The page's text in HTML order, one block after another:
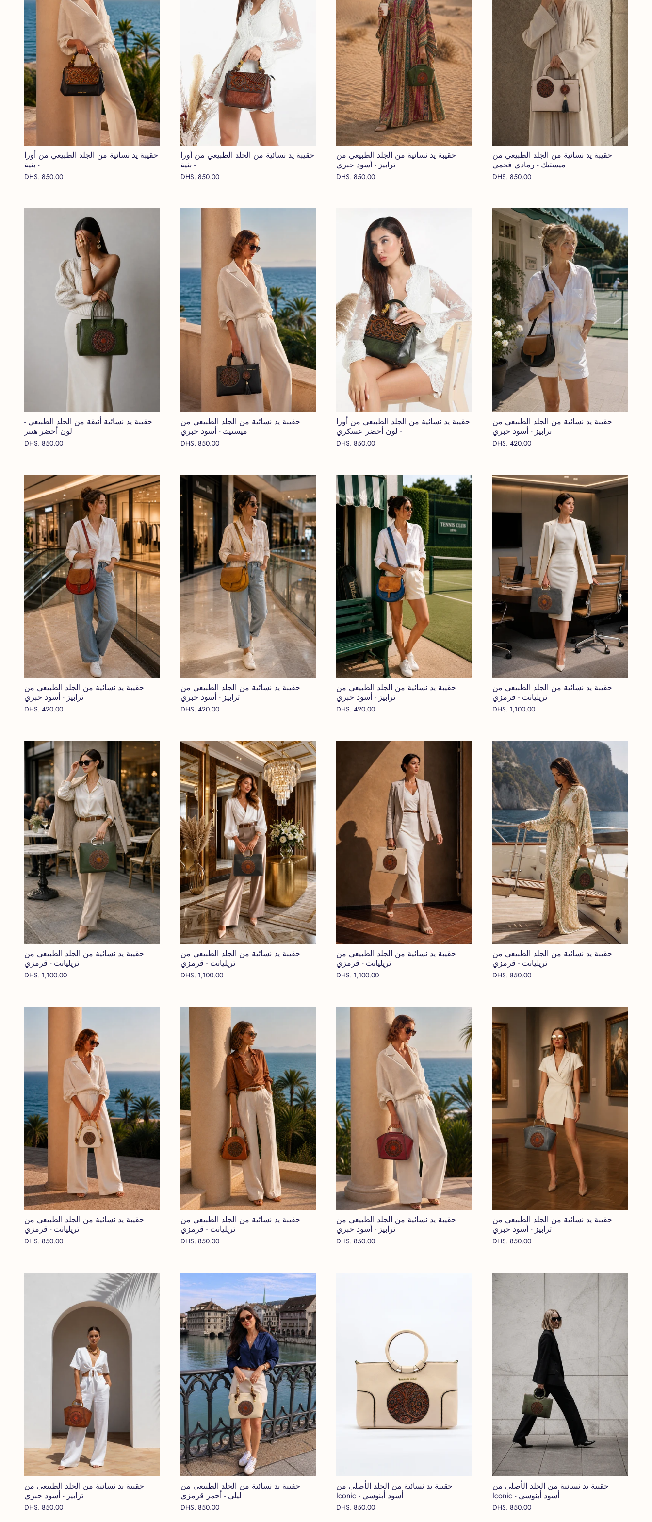
حقيبة يد نسائية من الجلد الطبيعي من أورا
- بنية
DHS. 850.00
حقيبة يد نسائية من الجلد الطبيعي من أورا
- بنية
DHS. 850.00
حقيبة يد نسائية من الجلد الطبيعي من
ترابيز - أسود حبري
DHS. 850.00
حقيبة يد نسائية من الجلد الطبيعي من
ميستيك - رمادي فحمي
DHS. 850.00
حقيبة يد نسائية أنيقة من الجلد الطبيعي -
لون أخضر هنتر
DHS. 850.00
حقيبة يد نسائية من الجلد الطبيعي من
ميستيك - أسود حبري
DHS. 850.00
حقيبة يد نسائية من الجلد الطبيعي من أورا
- لون أخضر عسكري
DHS. 850.00
حقيبة يد نسائية من الجلد الطبيعي من
ترابيز - أسود حبري
DHS. 420.00
حقيبة يد نسائية من الجلد الطبيعي من
ترابيز - أسود حبري
DHS. 420.00
حقيبة يد نسائية من الجلد الطبيعي من
ترابيز - أسود حبري
DHS. 420.00
حقيبة يد نسائية من الجلد الطبيعي من
ترابيز - أسود حبري
DHS. 420.00
حقيبة يد نسائية من الجلد الطبيعي من
تريليانت - قرمزي
DHS. 1,100.00
حقيبة يد نسائية من الجلد الطبيعي من
تريليانت - قرمزي
DHS. 1,100.00
حقيبة يد نسائية من الجلد الطبيعي من
تريليانت - قرمزي
DHS. 1,100.00
حقيبة يد نسائية من الجلد الطبيعي من
تريليانت - قرمزي
DHS. 1,100.00
حقيبة يد نسائية من الجلد الطبيعي من
تريليانت - قرمزي
DHS. 850.00
حقيبة يد نسائية من الجلد الطبيعي من
تريليانت - قرمزي
DHS. 850.00
حقيبة يد نسائية من الجلد الطبيعي من
تريليانت - قرمزي
DHS. 850.00
حقيبة يد نسائية من الجلد الطبيعي من
ترابيز - أسود حبري
DHS. 850.00
حقيبة يد نسائية من الجلد الطبيعي من
ترابيز - أسود حبري
DHS. 850.00
حقيبة يد نسائية من الجلد الطبيعي من
ترابيز - أسود حبري
DHS. 850.00
حقيبة يد نسائية من الجلد الطبيعي من
ليلى - أحمر قرمزي
DHS. 850.00
حقيبة يد نسائية من الجلد الأصلي من
Iconic - أسود أبنوسي
DHS. 850.00
حقيبة يد نسائية من الجلد الأصلي من
Iconic - أسود أبنوسي
DHS. 850.00